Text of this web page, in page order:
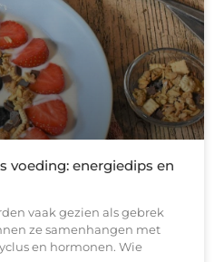
voeding: energiedips en
vaak gezien als gebrek
ze samenhangen met
en hormonen. Wie